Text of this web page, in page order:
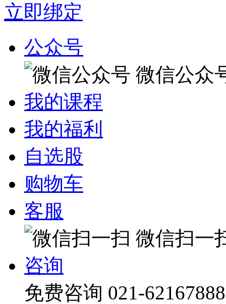
立即绑定
公众号
微信公众
我的课程
我的福利
自选股
购物车
客服
微信扫一
咨询
免费咨询 021-62167888